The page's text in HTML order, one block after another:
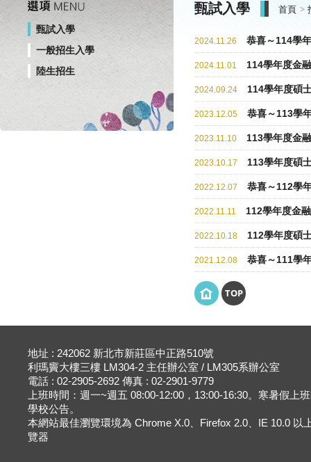
甄試入學
一般招生入學
陸生招生
甄試入學 首頁
2024.11.26 恭喜～114學
2024.11.01 114學年度金
2024.09.24 114學年度碩
2023.12.05 恭喜～113學
2023.11.10 113學年度金
2023.10.17 113學年度碩
2022.12.07 恭喜～112學
2022.11.11 112學年度金
2022.10.18 112學年度碩
2021.12.08 恭喜～111學
TOP
地址 : 242062 新北市新莊區中正路510號
利瑪竇大樓三樓 LM304-2 主任辦公室 / LM305系辦公室
電話 : 02-2905-2692 傳真 : 02-2901-9779
上班時間：週一~週五 08:00-12:00，13:00-16:30。寒暑假上
學校公告。
本網站最佳瀏覽環境為 Chrome X.0、Firefox 2.0、IE 10.0 以
覽器